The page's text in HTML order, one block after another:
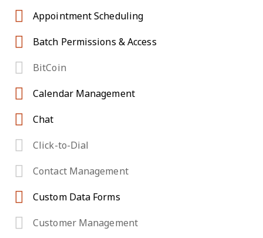
Appointment Scheduling
Batch Permissions & Access
BitCoin
Calendar Management
Chat
Click-to-Dial
Contact Management
Custom Data Forms
Customer Management